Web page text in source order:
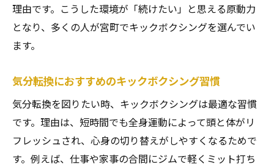
理由です。こうした環境が「続けたい」と思える原動力
となり、多くの人が宮町でキックボクシングを選んでい
ます。
気分転換におすすめのキックボクシング習慣
気分転換を図りたい時、キックボクシングは最適な習慣
です。理由は、短時間でも全身運動によって頭と体がリ
フレッシュされ、心身の切り替えがしやすくなるためで
す。例えば、仕事や家事の合間にジムで軽くミット打ち